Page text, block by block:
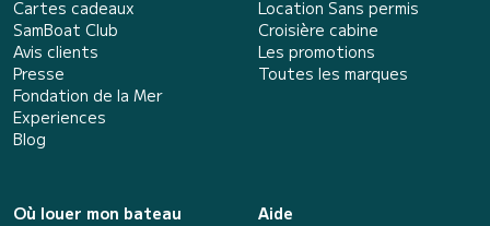
Cartes cadeaux
SamBoat Club
Avis clients
Presse
Fondation de la Mer
Experiences
Blog
Location Sans permis
Croisière cabine
Les promotions
Toutes les marques
Où louer mon bateau
Aide